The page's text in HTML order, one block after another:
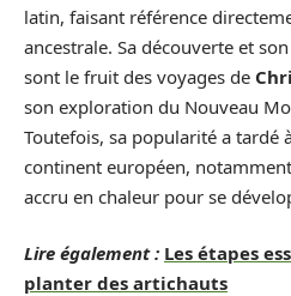
latin, faisant référence
ancestrale. Sa découverte et
sont le fruit des voyages de
son exploration du Nouveau
Toutefois, sa popularité a tardé
continent européen,
accru en chaleur pour se
Lire également : Les étapes
planter des artichauts